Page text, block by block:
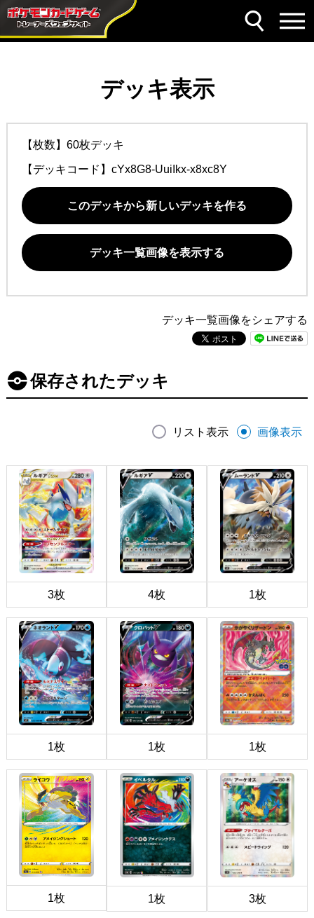
デッキ表示
【枚数】60枚デッキ
【デッキコード】 cYx8G8-UuiIkx-x8xc8Y
このデッキから新しいデッキを作る
デッキ一覧画像を表示する
デッキ一覧画像をシェアする
保存されたデッキ
リスト表示 画像表示
3枚 4枚 1枚
1枚 1枚 1枚
1枚 1枚 3枚